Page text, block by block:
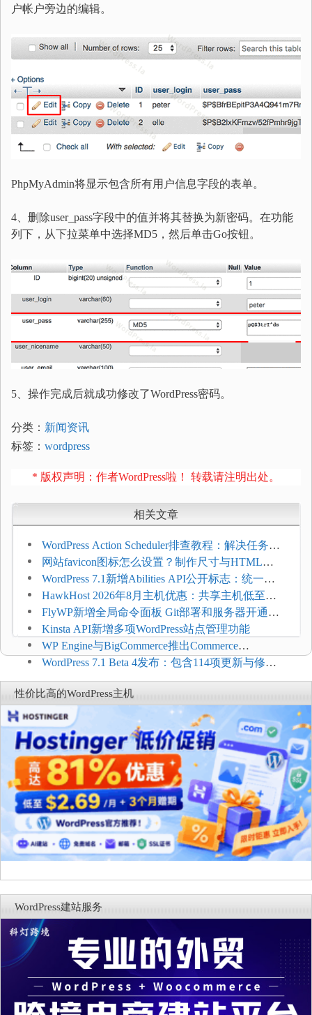
户帐户旁边的编辑。
PhpMyAdmin将显示包含所有用户信息字段的表单。
4、删除user_pass字段中的值并将其替换为新密码。在功能
列下，从下拉菜单中选择MD5，然后单击Go按钮。
5、操作完成后就成功修改了WordPress密码。
分类： 新闻资讯
标签： wordpress
* 版权声明：作者WordPress啦！ 转载请注明出处。
相关文章
WordPress Action Scheduler排查教程：解决任务积
压和订单延迟
网站favicon图标怎么设置？制作尺寸与HTML添
加方法
WordPress 7.1新增Abilities API公开标志：统一支
持REST API、MCP与AI代理
HawkHost 2026年8月主机优惠：共享主机低至
$2.61/月，高性能主机同步折扣
FlyWP新增全局命令面板 Git部署和服务器开通更
方便
Kinsta API新增多项WordPress站点管理功能
WP Engine与BigCommerce推出Commerce
Connect：WordPress商店可保留前台体验并扩展电
商能力
WordPress 7.1 Beta 4发布：包含114项更新与修
复，仅建议在测试环境体验
性价比高的WordPress主机
WordPress建站服务